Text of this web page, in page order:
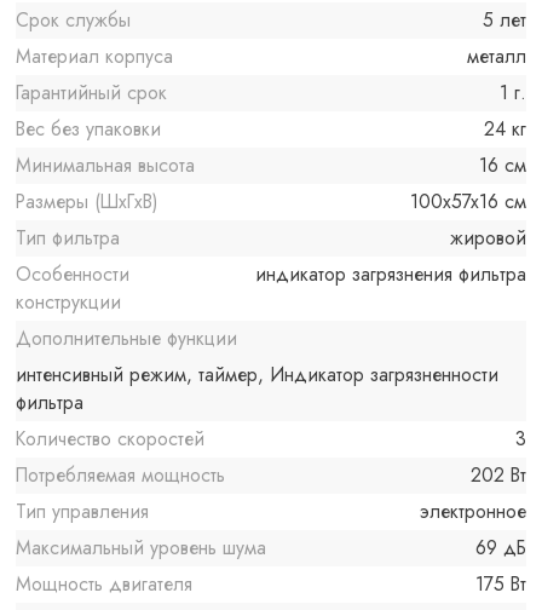
Срок службы
5 лет
Материал корпуса
металл
Гарантийный срок
1 г.
Вес без упаковки
24 кг
Минимальная высота
16 см
Размеры (ШxГxВ)
100x57x16 см
Тип фильтра
жировой
Особенности
конструкции
индикатор загрязнения фильтра
Дополнительные функции
интенсивный режим, таймер, Индикатор загрязненности
фильтра
Количество скоростей
3
Потребляемая мощность
202 Вт
Тип управления
электронное
Максимальный уровень шума
69 дБ
Мощность двигателя
175 Вт